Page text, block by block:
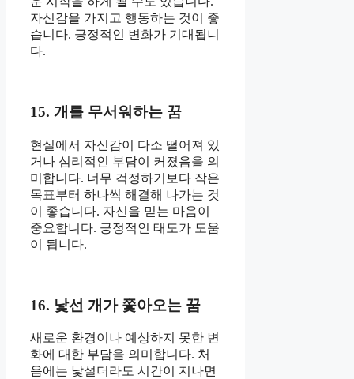
자신감을 가지고 행동하는 것이 좋
습니다. 긍정적인 변화가 기대됩니
다.
15. 개를 무서워하는 꿈
현실에서 자신감이 다소 떨어져 있
거나 심리적인 부담이 커졌음을 의
미합니다. 너무 걱정하기보다 작은
목표부터 하나씩 해결해 나가는 것
이 좋습니다. 자신을 믿는 마음이
중요합니다. 긍정적인 태도가 도움
이 됩니다.
16. 낯선 개가 쫓아오는 꿈
새로운 환경이나 예상하지 못한 변
화에 대한 부담을 의미합니다. 처
음에는 낯설더라도 시간이 지나면